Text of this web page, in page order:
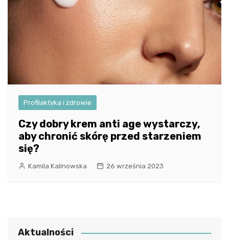
Profilaktyka i zdrowie
Czy dobry krem anti age wystarczy,
aby chronić skórę przed starzeniem
się?
Kamila Kalinowska 26 września 2023
Aktualności